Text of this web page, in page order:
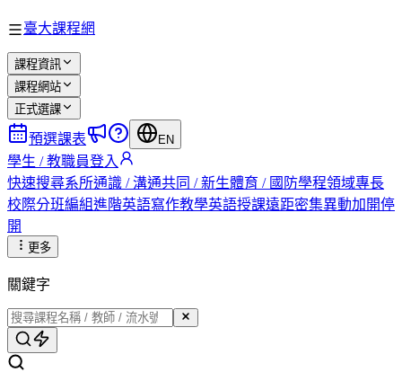
臺大課程網
課程資訊
課程網站
正式選課
預選課表 EN
學生 / 教職員登入
快速搜尋系所通識 / 溝通共同 / 新生體育 / 國防學程領域專長
校際分班編組進階英語寫作教學英語授課遠距密集異動加開停
開
更多
關鍵字